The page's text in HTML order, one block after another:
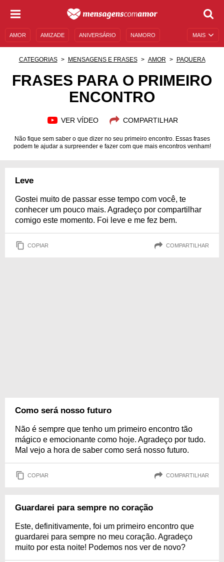
MAIS
AMOR AMIZADE ANIVERSÁRIO NAMORO
MENSAGENS E FRASES MENSAGENS DE ANIVERSÁRIO
CATEGORIAS MENSAGENS E FRASES AMOR PAQUERA
FRASES PARA O PRIMEIRO
ENCONTRO
VER VÍDEO COMPARTILHAR
Não fique sem saber o que dizer no seu primeiro encontro. Essas frases
podem te ajudar a surpreender e fazer com que mais encontros venham!
Leve
Gostei muito de passar esse tempo com você, te
conhecer um pouco mais. Agradeço por compartilhar
comigo este momento. Foi leve e me fez bem.
COPIAR COMPARTILHAR
Como será nosso futuro
Não é sempre que tenho um primeiro encontro tão
mágico e emocionante como hoje. Agradeço por tudo.
Mal vejo a hora de saber como será nosso futuro.
COPIAR COMPARTILHAR
Guardarei para sempre no coração
Este, definitivamente, foi um primeiro encontro que
guardarei para sempre no meu coração. Agradeço
muito por esta noite! Podemos nos ver de novo?